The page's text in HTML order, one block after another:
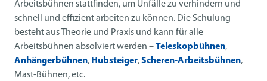
Arbeitsbühnen stattfinden, um Unfälle zu verhindern und
schnell und effizient arbeiten zu können. Die Schulung
besteht aus Theorie und Praxis und kann für alle
Arbeitsbühnen absolviert werden –Teleskopbühnen,
Anhängerbühnen, Hubsteiger,Scheren-Arbeitsbühnen,
Mast-Bühnen, etc.